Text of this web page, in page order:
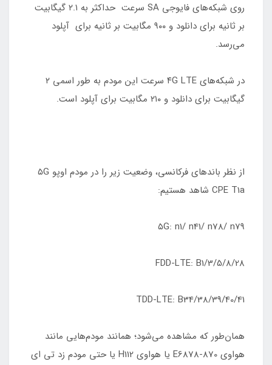
روی شبکه‌های فایوجی SA سرعت حداکثر به ۲.۱ گیگابیت
بر ثانیه برای دانلود و ۹۰۰ مگابیت بر ثانیه برای آپلود
می‌رسد.
در شبکه‌های ۴G LTE سرعت این مودم به طور اسمی ۲
گیگابیت برای دانلود و ۲۱۰ مگابیت برای آپلود است.
از نظر باندهای فرکانسی، وضعیت زیر را در مودم اوپو ۵G
CPE T1a شاهد هستیم:
۵G: n1/ n41/ n78/ n79
FDD-LTE: B1/3/5/8/28
TDD-LTE: B34/38/39/40/41
همان‌طور که مشاهده می‌شود؛ همانند مودم‌هایی مانند
هواوی E6878-870 یا هواوی H112 یا حتی مودم زد تی ای